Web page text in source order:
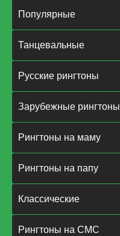
Популярные
Танцевальные
Русские рингтоны
Зарубежные рингтоны
Рингтоны на маму
Рингтоны на папу
Классические
Рингтоны на СМС